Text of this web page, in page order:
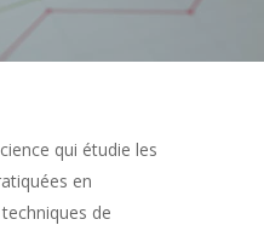
qui étudie les
en
de